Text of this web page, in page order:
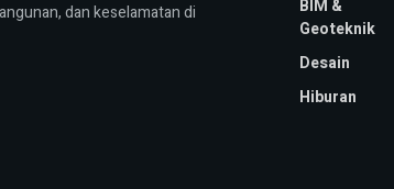
dan keselamatan di
BIM &
Geoteknik
Desain
Hiburan